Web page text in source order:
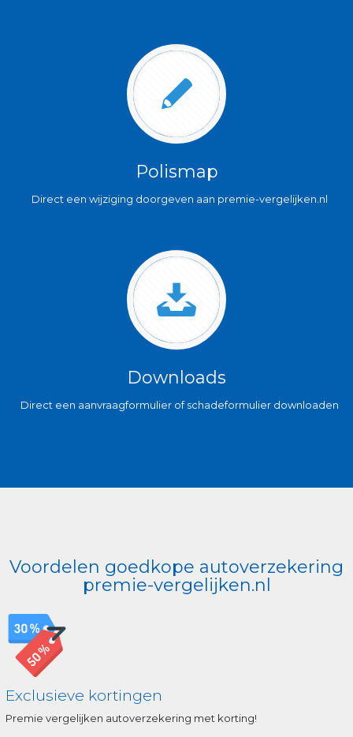
Polismap
Direct een wijziging doorgeven aan premie-vergelijken.nl
Downloads
Direct een aanvraagformulier of schadeformulier downloaden
Voordelen goedkope autoverzekering
premie-vergelijken.nl
Exclusieve kortingen
Premie vergelijken autoverzekering met korting!